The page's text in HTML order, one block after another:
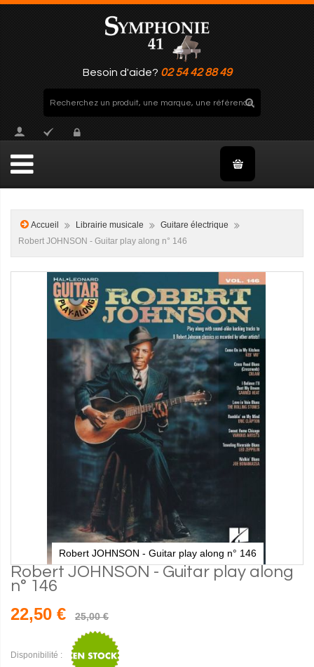
Besoin d'aide? 02 54 42 88 49
Accueil Librairie musicale
Guitare électrique
Robert JOHNSON - Guitar play along n° 146
Robert JOHNSON - Guitar play along n° 146
Robert JOHNSON - Guitar play along
n° 146
22,50 € 25,00 €
Disponibilité :